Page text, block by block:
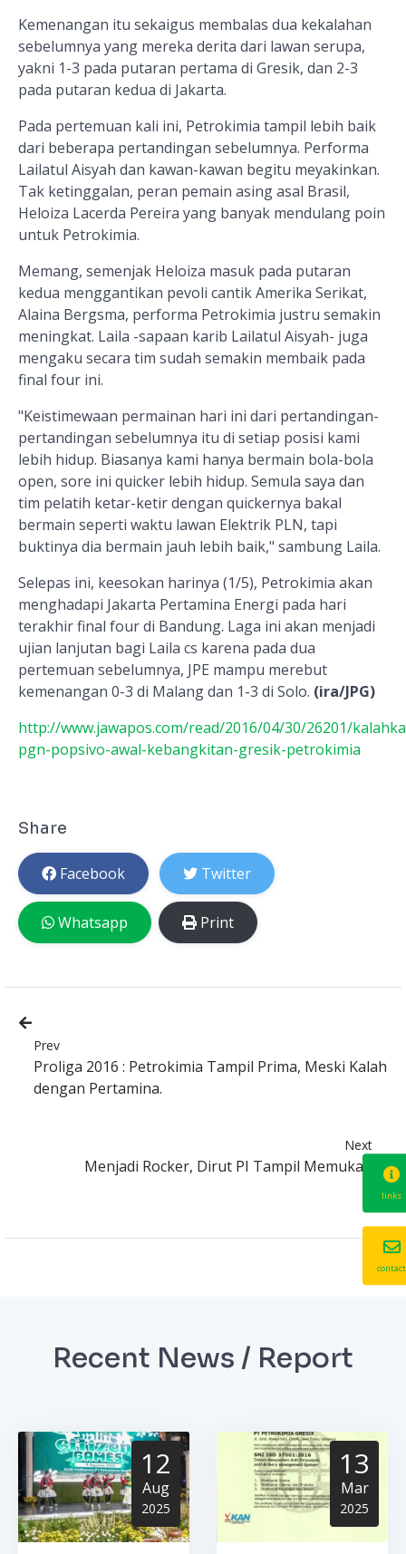
Kemenangan itu sekaigus membalas dua kekalahan
sebelumnya yang mereka derita dari lawan serupa,
yakni 1-3 pada putaran pertama di Gresik, dan 2-3
pada putaran kedua di Jakarta.
Pada pertemuan kali ini, Petrokimia tampil lebih baik
dari beberapa pertandingan sebelumnya. Performa
Lailatul Aisyah dan kawan-kawan begitu meyakinkan.
Tak ketinggalan, peran pemain asing asal Brasil,
Heloiza Lacerda Pereira yang banyak mendulang poin
untuk Petrokimia.
Memang, semenjak Heloiza masuk pada putaran
kedua menggantikan pevoli cantik Amerika Serikat,
Alaina Bergsma, performa Petrokimia justru semakin
meningkat. Laila -sapaan karib Lailatul Aisyah- juga
mengaku secara tim sudah semakin membaik pada
final four ini.
"Keistimewaan permainan hari ini dari pertandingan-
pertandingan sebelumnya itu di setiap posisi kami
lebih hidup. Biasanya kami hanya bermain bola-bola
open, sore ini quicker lebih hidup. Semula saya dan
tim pelatih ketar-ketir dengan quickernya bakal
bermain seperti waktu lawan Elektrik PLN, tapi
buktinya dia bermain jauh lebih baik," sambung Laila.
Selepas ini, keesokan harinya (1/5), Petrokimia akan
menghadapi Jakarta Pertamina Energi pada hari
terakhir final four di Bandung. Laga ini akan menjadi
ujian lanjutan bagi Laila cs karena pada dua
pertemuan sebelumnya, JPE mampu merebut
kemenangan 0-3 di Malang dan 1-3 di Solo. (ira/JPG)
http://www.jawapos.com/read/2016/04/30/26201/
pgn-popsivo-awal-kebangkitan-gresik-petrokimia
Share
Facebook Twitter
Whatsapp Print
Prev
Proliga 2016 : Petrokimia Tampil Prima, Meski Kalah
dengan Pertamina.
Next
Menjadi Rocker, Dirut PI Tampil Memukau
Recent News / Report
12
Aug
2025
13
Mar
2025
links
contact